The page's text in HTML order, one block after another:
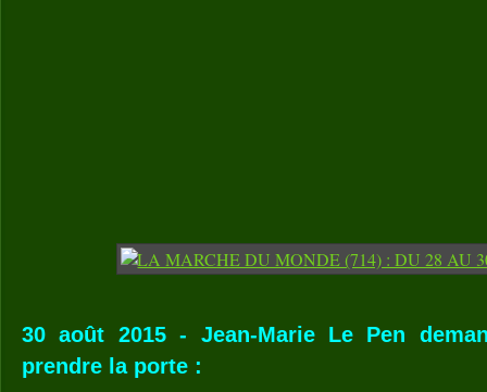
30 août 2015 - Jean-Marie Le Pen
prendre la porte :